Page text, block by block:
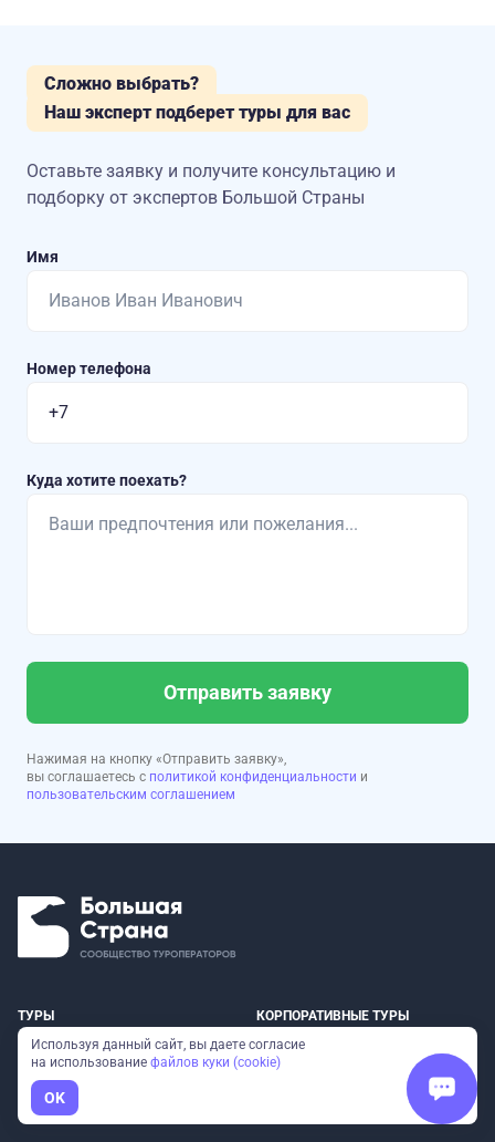
Сложно выбрать?
Наш эксперт подберет туры для вас
Оставьте заявку и получите консультацию и
подборку от экспертов Большой Страны
Имя
Номер телефона
Куда хотите поехать?
Отправить заявку
Нажимая на кнопку «Отправить заявку»,
вы соглашаетесь с политикой конфиденциальности и
пользовательским соглашением
ТУРЫ КОРПОРАТИВНЫЕ ТУРЫ
РЕГИОНЫ АВИАБИЛЕТЫ
О НАС ПАРТНЕРСКАЯ ПРОГРАММА
Используя данный сайт, вы даете согласие
на использование файлов куки (cookie)
OK